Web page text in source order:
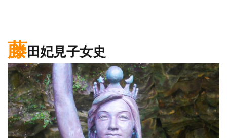
藤田妃見子女史